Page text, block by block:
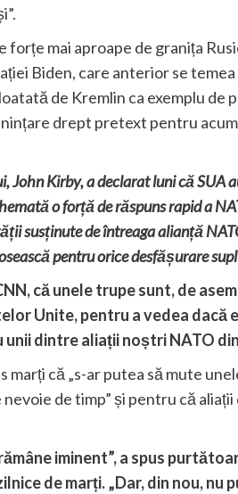
mai aproape de granița
Biden, care anterior se
de Kremlin ca exemplu de
drept pretext pentru
John Kirby, a declarat luni că SUA
o forță de răspuns rapid a
susținute de întreaga alianță
pentru orice desfășurare
că unele trupe sunt, de
Unite, pentru a vedea dacă
dintre aliații noștri NATO
marți că „s-ar putea să mute
de timp” și pentru că aliații
iminent”, a spus
de marți. „Dar, din nou, nu